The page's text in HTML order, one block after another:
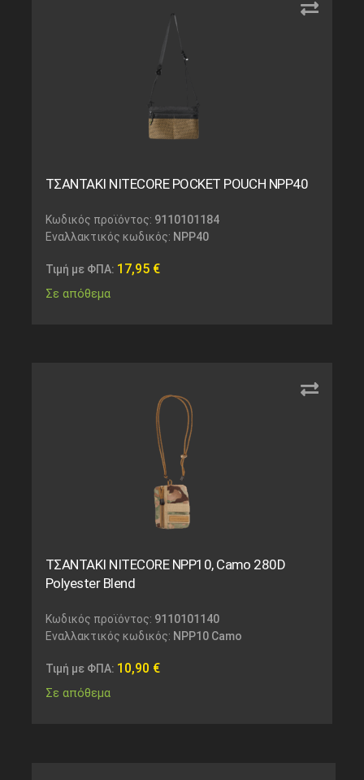
ΤΣΑΝΤΑΚΙ NITECORE POCKET POUCH NPP40
Κωδικός προϊόντος: 9110101184
Εναλλακτικός κωδικός: NPP40
Τιμή με ΦΠΑ: 17,95 €
Σε απόθεμα
ΤΣΑΝΤΑΚΙ NITECORE NPP10, Camo 280D
Polyester Blend
Κωδικός προϊόντος: 9110101140
Εναλλακτικός κωδικός: NPP10 Camo
Τιμή με ΦΠΑ: 10,90 €
Σε απόθεμα